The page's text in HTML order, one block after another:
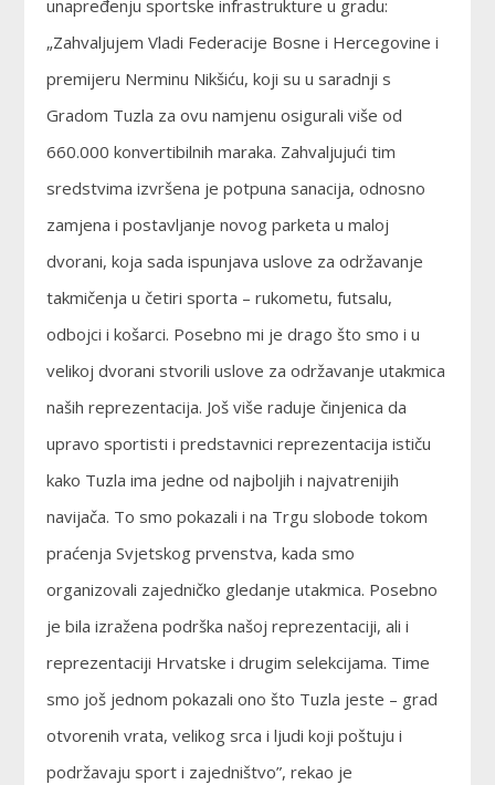
unapređenju sportske infrastrukture u gradu:
„Zahvaljujem Vladi Federacije Bosne i Hercegovine i
premijeru Nerminu Nikšiću, koji su u saradnji s
Gradom Tuzla za ovu namjenu osigurali više od
660.000 konvertibilnih maraka. Zahvaljujući tim
sredstvima izvršena je potpuna sanacija, odnosno
zamjena i postavljanje novog parketa u maloj
dvorani, koja sada ispunjava uslove za održavanje
takmičenja u četiri sporta – rukometu, futsalu,
odbojci i košarci. Posebno mi je drago što smo i u
velikoj dvorani stvorili uslove za održavanje utakmica
naših reprezentacija. Još više raduje činjenica da
upravo sportisti i predstavnici reprezentacija ističu
kako Tuzla ima jedne od najboljih i najvatrenijih
navijača. To smo pokazali i na Trgu slobode tokom
praćenja Svjetskog prvenstva, kada smo
organizovali zajedničko gledanje utakmica. Posebno
je bila izražena podrška našoj reprezentaciji, ali i
reprezentaciji Hrvatske i drugim selekcijama. Time
smo još jednom pokazali ono što Tuzla jeste – grad
otvorenih vrata, velikog srca i ljudi koji poštuju i
podržavaju sport i zajedništvo”, rekao je